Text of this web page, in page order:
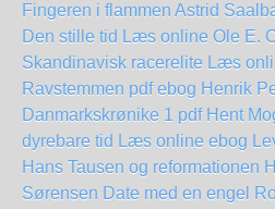
Fingeren i flammen Astrid
Den stille tid Læs online Ole E.
Skandinavisk racerelite Læs
Ravstemmen pdf ebog Henrik
Danmarkskrønike 1 pdf Hent
dyrebare tid Læs online ebog
Hans Tausen og reformationen
Sørensen Date med en engel